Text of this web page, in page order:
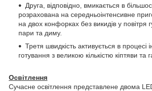
Друга, відповідно, вмикається в
розрахована на середньоінтенсивне
на двох конфорках без викидів у повітря
пари та диму.
Третя швидкість активується в процесі
готування з великою кількістю кіптяви та
Освітлення
Сучасне освітлення представлене двома